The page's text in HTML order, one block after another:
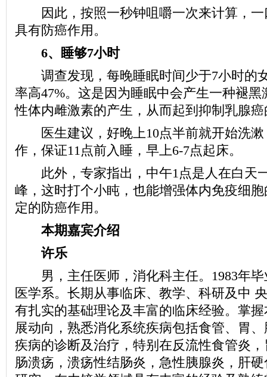
因此，按照一秒钟咀嚼一次来计算，一
具有防癌作用。
6、睡够7小时
调查发现，每晚睡眠时间少于7小时的
率高47%。这是因为睡眠中会产生一种褪
性体内雌激素的产生，从而起到抑制乳腺
医生建议，好晚上10点半前就开始洗漱
作，保证11点前入睡，早上6-7点起床。
此外，专家指出，中午1点是人在白天
峰，这时打个小盹，也能增强体内免疫细
定的防癌作用。
本期嘉宾介绍
许乐
男，主任医师，消化科主任。1983年毕
医学系。长期从事临床、教学、科研及中
有扎实的基础理论及丰富的临床经验。掌
展动向，熟悉消化系统疾病包括食管、胃
疾病的诊断及治疗，特别在反流性食管炎
肠溃疡，溃疡性结肠炎，急性胰腺炎，肝